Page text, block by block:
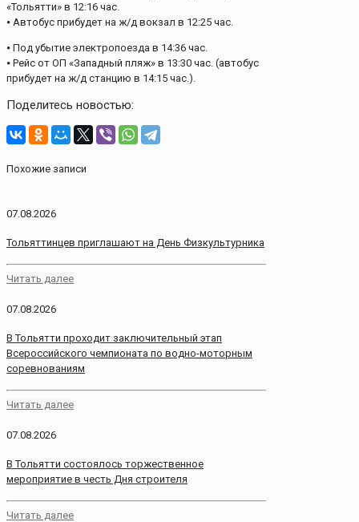
«Тольятти» в 12:16 час.
⦁ Автобус прибудет на ж/д вокзал в 12:25 час.
⦁ Под убытие электропоезда в 14:36 час.
⦁ Рейс от ОП «Западный пляж» в 13:30 час. (автобус
прибудет на ж/д станцию в 14:15 час.).
Поделитесь новостью:
Похожие записи
07.08.2026
Тольяттинцев приглашают на День Физкультурника
Читать далее
07.08.2026
В Тольятти проходит заключительный этап
Всероссийского чемпионата по водно-моторным
соревнованиям
Читать далее
07.08.2026
В Тольятти состоялось торжественное
мероприятие в честь Дня строителя
Читать далее